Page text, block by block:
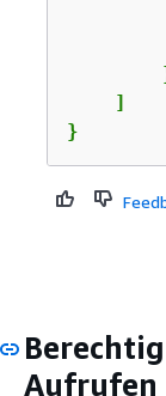
    ]
}
Aufrufen